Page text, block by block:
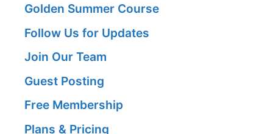
Golden Summer Course
Follow Us for Updates
Join Our Team
Guest Posting
Free Membership
Plans & Pricing